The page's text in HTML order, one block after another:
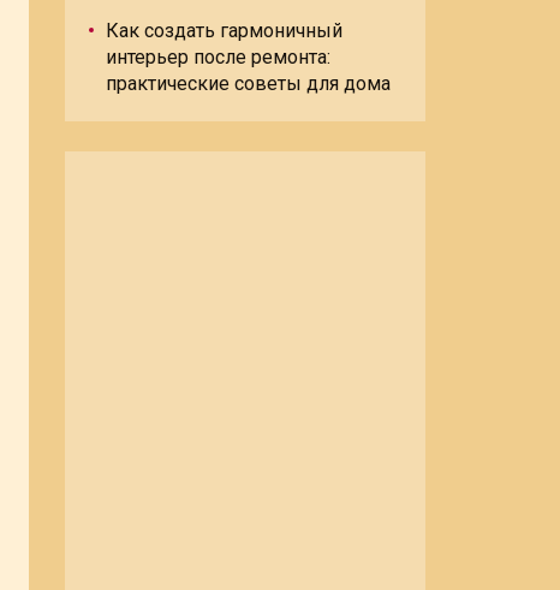
Как создать гармоничный
интерьер после ремонта:
практические советы для дома